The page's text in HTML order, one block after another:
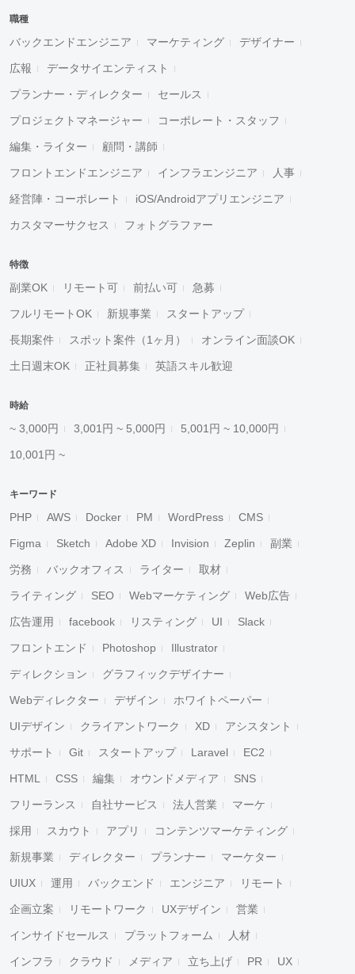
職種
バックエンドエンジニア マーケティング デザイナー
広報 データサイエンティスト
プランナー・ディレクター セールス
プロジェクトマネージャー コーポレート・スタッフ
編集・ライター 顧問・講師
フロントエンドエンジニア インフラエンジニア 人事
経営陣・コーポレート iOS/Androidアプリエンジニア
カスタマーサクセス フォトグラファー
特徴
副業OK リモート可 前払い可 急募
フルリモートOK 新規事業 スタートアップ
長期案件 スポット案件（1ヶ月） オンライン面談OK
土日週末OK 正社員募集 英語スキル歓迎
時給
~ 3,000円 3,001円 ~ 5,000円 5,001円 ~ 10,000円
10,001円 ~
キーワード
PHP AWS Docker PM WordPress CMS
Figma Sketch Adobe XD Invision Zeplin 副業
労務 バックオフィス ライター 取材
ライティング SEO Webマーケティング Web広告
広告運用 facebook リスティング UI Slack
フロントエンド Photoshop Illustrator
ディレクション グラフィックデザイナー
Webディレクター デザイン ホワイトペーパー
UIデザイン クライアントワーク XD アシスタント
サポート Git スタートアップ Laravel EC2
HTML CSS 編集 オウンドメディア SNS
フリーランス 自社サービス 法人営業 マーケ
採用 スカウト アプリ コンテンツマーケティング
新規事業 ディレクター プランナー マーケター
UIUX 運用 バックエンド エンジニア リモート
企画立案 リモートワーク UXデザイン 営業
インサイドセールス プラットフォーム 人材
インフラ クラウド メディア 立ち上げ PR UX